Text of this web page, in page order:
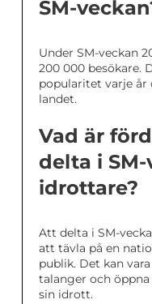
SM-
Under SM-veckan
200 000 besökare.
popularitet varje år
landet.
Vad är
delta i
idrottare?
Att delta i SM-
att tävla på en
publik. Det kan
talanger och
sin idrott.